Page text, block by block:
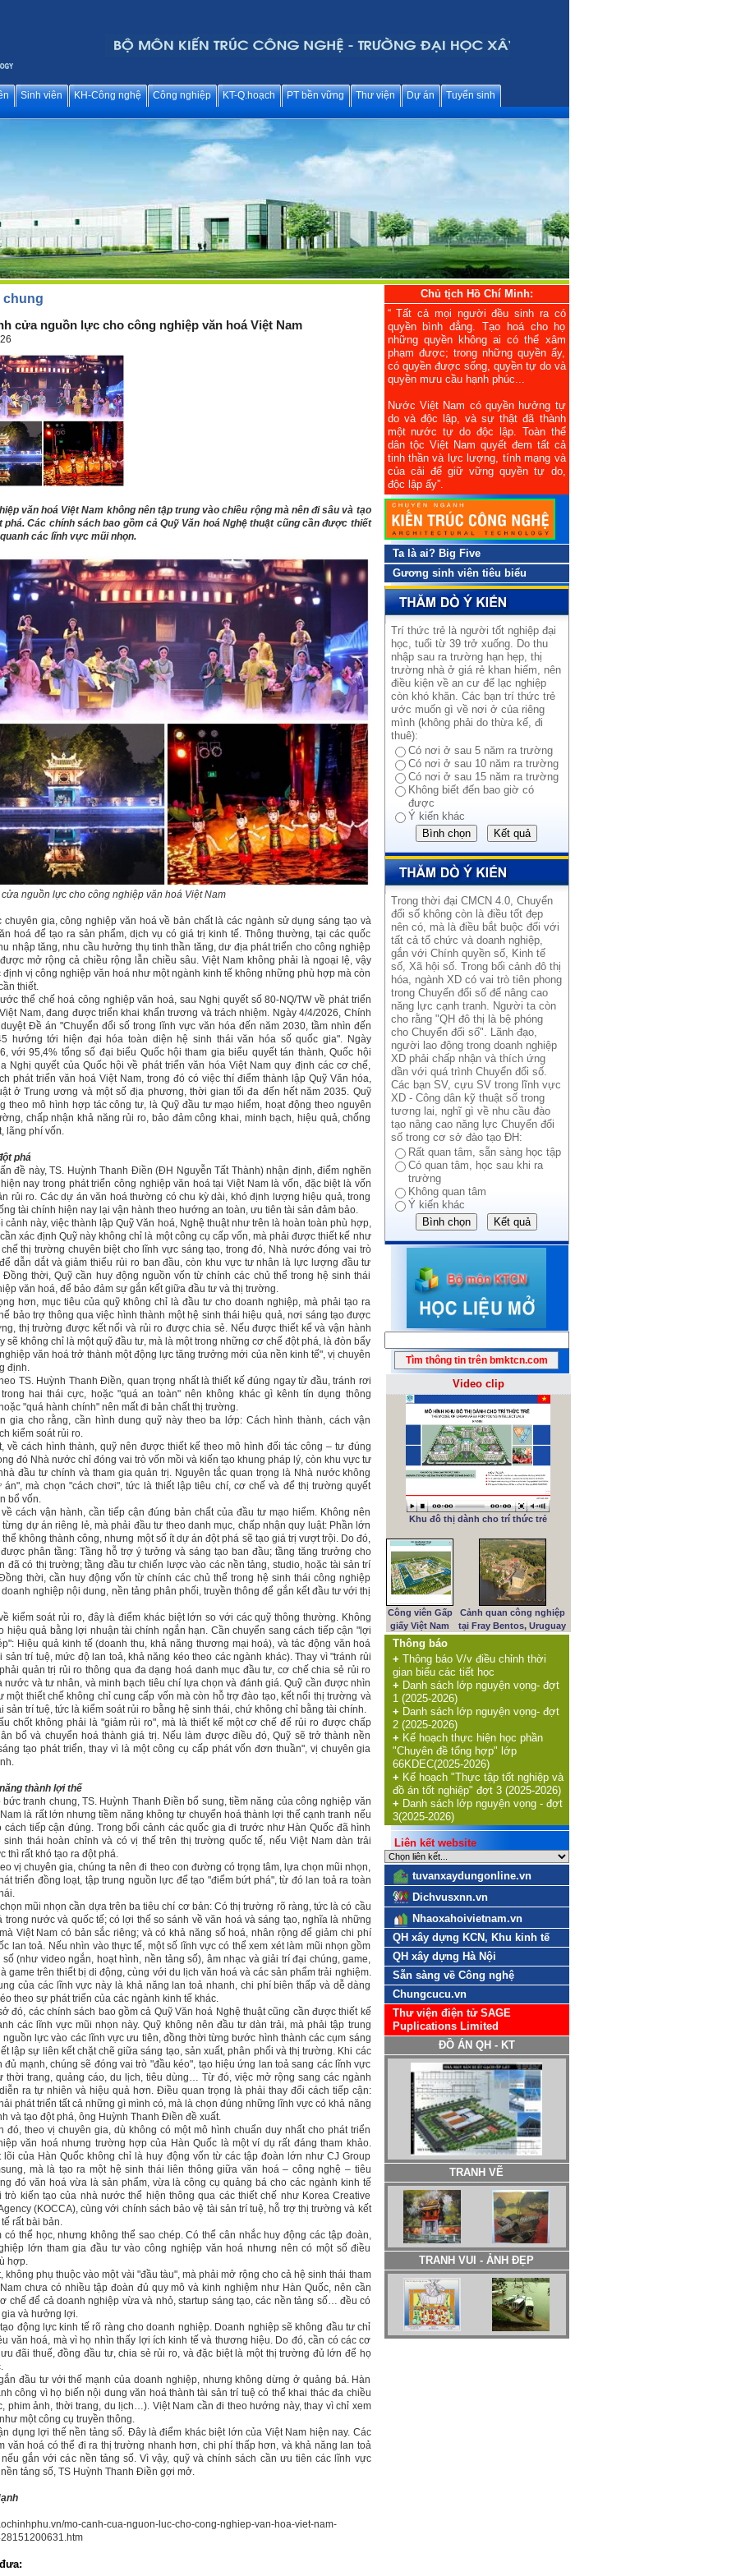
Sinh viên KH-Công nghệ Công nghiệp KT-Q.hoạch PT bền vững Thư viện Dự án Tuyển sinh
chung
cửa nguồn lực cho công nghiệp văn hoá Việt Nam
văn hoá ViệtNam không nên tập trung vào chiều rộng mà nên đi sâu và tạo
phá. Các chính sách bao gồm cả Quỹ Văn hoá Nghệ thuật cũng cần được thiết
các lĩnh vực mũi nhọn.
nguồn lực cho công nghiệp văn hoá Việt Nam
chuyên gia, công nghiệp văn hoá về bản chất là các ngành sử dụng sáng tạo và
hoá để tạo ra sản phẩm, dịch vụ có giá trị kinh tế. Thông thường, tại các quốc
nhập tăng, nhu cầu hưởng thụ tinh thần tăng, dư địa phát triển cho công nghiệp
mở rộng cả chiều rộng lẫn chiều sâu. Việt Namkhông phải là ngoại lệ, vậy
định vị công nghiệp văn hoá như một ngành kinh tế không những phù hợp mà còn
thiết.
thể chế hoá công nghiệp văn hoá, sau Nghị quyết số 80-NQ/TW về phát triển
Nam, đang được triển khai khẩn trương và trách nhiệm. Ngày 4/4/2026, Chính
Đề án "Chuyển đổi số trong lĩnh vực văn hóa đến năm 2030, tầm nhìn đến
hướng tới hiện đại hóa toàn diện hệ sinh thái văn hóa số quốc gia". Ngày
với 95,4% tổng số đại biểu Quốc hội tham gia biểu quyết tán thành, Quốc hội
Nghị quyết của Quốc hội về phát triển văn hóa Việt Nam quy định các cơ chế,
phát triển văn hoá Việt Nam, trong đó có việc thí điểm thành lập Quỹ Văn hóa,
ở Trung ương và một số địa phương, thời gian tối đa đến hết năm 2035. Quỹ
theo mô hình hợp tác công tư, là Quỹ đầu tư mạo hiểm, hoạt động theo nguyên
chấp nhận khả năng rủi ro, bảo đảm công khai, minh bạch, hiệu quả, chống
lãng phí vốn.
phá
đề này, TS. Huỳnh Thanh Điền (ĐH Nguyễn Tất Thành) nhận định, điểm nghẽn
nay trong phát triển công nghiệp văn hoá tại Việt Nam là vốn, đặc biệt là vốn
rủi ro. Các dự án văn hoá thường có chu kỳ dài, khó định lượng hiệu quả, trong
tài chính hiện nay lại vận hành theo hướng an toàn, ưu tiên tài sản đảm bảo.
cảnh này, việc thành lập Quỹ Văn hoá, Nghệ thuật như trên là hoàn toàn phù hợp,
xác định Quỹ này không chỉ là một công cụ cấp vốn, mà phải được thiết kế như
chế thị trường chuyên biệt cho lĩnh vực sáng tạo, trong đó, Nhà nước đóng vai trò
dẫn dắt và giảm thiểu rủi ro ban đầu, còn khu vực tư nhân là lực lượng đầu tư
Đồng thời, Quỹ cần huy động nguồn vốn từ chính các chủ thể trong hệ sinh thái
văn hoá, để bảo đảm sự gắn kết giữa đầu tư và thị trường.
hơn, mục tiêu của quỹ không chỉ là đầu tư cho doanh nghiệp, mà phải tạo ra
bảo trợ thông qua việc hình thành một hệ sinh thái hiệu quả, nơi sáng tạo được
thị trường được kết nối và rủi ro được chia sẻ. Nếu được thiết kế và vận hành
sẽ không chỉ là một quỹ đầu tư, mà là một trong những cơ chế đột phá, là đòn bẩy
văn hoá trở thành một động lực tăng trưởng mới của nền kinh tế", vị chuyên
định.
TS. Huỳnh Thanh Điền, quan trọng nhất là thiết kế đúng ngay từ đầu, tránh rơi
hai thái cực, hoặc "quá an toàn" nên không khác gì kênh tín dụng thông
"quá hành chính" nên mất đi bản chất thị trường.
gia cho rằng, cần hình dung quỹ này theo ba lớp: Cách hình thành, cách vận
kiểm soát rủi ro.
về cách hình thành, quỹ nên được thiết kế theo mô hình đối tác công – tư đúng
đó Nhà nước chỉ đóng vai trò vốn mồi và kiến tạo khung pháp lý, còn khu vực tư
đầu tư chính và tham gia quản trị. Nguyên tắc quan trọng là Nhà nước không
án", mà chọn "cách chơi", tức là thiết lập tiêu chí, cơ chế và để thị trường quyết
bổ vốn.
cách vận hành, cần tiếp cận đúng bản chất của đầu tư mạo hiểm. Không nên
từng dự án riêng lẻ, mà phải đầu tư theo danh mục, chấp nhận quy luật: Phần lớn
không thành công, nhưng một số ít dự án đột phá sẽ tạo giá trị vượt trội. Do đó,
phân tầng: Tầng hỗ trợ ý tưởng và sáng tạo ban đầu; tầng tăng trưởng cho
đã có thị trường; tầng đầu tư chiến lược vào các nền tảng, studio, hoặc tài sản trí
thời, cần huy động vốn từ chính các chủ thể trong hệ sinh thái công nghiệp
nghiệp nội dung, nền tảng phân phối, truyền thông để gắn kết đầu tư với thị
kiểm soát rủi ro, đây là điểm khác biệt lớn so với các quỹ thông thường. Không
hiệu quả bằng lợi nhuận tài chính ngắn hạn. Cần chuyển sang cách tiếp cận "lợi
Hiệu quả kinh tế (doanh thu, khả năng thương mại hoá), và tác động văn hoá
sản trí tuệ, mức độ lan toả, khả năng kéo theo các ngành khác). Thay vì "tránh rủi
quản trị rủi ro thông qua đa dạng hoá danh mục đầu tư, cơ chế chia sẻ rủi ro
nước và tư nhân, và minh bạch tiêu chí lựa chọn và đánh giá. Quỹ cần được nhìn
một thiết chế không chỉ cung cấp vốn mà còn hỗ trợ đào tạo, kết nối thị trường và
sản trí tuệ, tức là kiểm soát rủi ro bằng hệ sinh thái, chứ không chỉ bằng tài chính.
chốt không phải là "giảm rủi ro", mà là thiết kế một cơ chế để rủi ro được chấp
bổ và chuyển hoá thành giá trị. Nếu làm được điều đó, Quỹ sẽ trở thành nền
tạo phát triển, thay vì là một công cụ cấp phát vốn đơn thuần", vị chuyên gia
thành lợi thế
bức tranh chung, TS. Huỳnh Thanh Điền bổ sung, tiềm năng của công nghiệp văn
Nam là rất lớn nhưng tiềm năng không tự chuyển hoá thành lợi thế cạnh tranh nếu
cách tiếp cận đúng. Trong bối cảnh các quốc gia đi trước như Hàn Quốc đã hình
sinh thái hoàn chỉnh và có vị thế trên thị trường quốc tế, nếu Việt Namdàn trải
thì rất khó tạo ra đột phá.
vị chuyên gia, chúng ta nên đi theo con đường có trọng tâm, lựa chọn mũi nhọn,
triển đồng loạt, tập trung nguồn lực để tạo "điểm bứt phá", từ đó lan toả ra toàn
mũi nhọn cần dựa trên ba tiêu chí cơ bản: Có thị trường rõ ràng, tức là có cầu
trong nước và quốc tế; có lợi thế so sánh về văn hoá và sáng tạo, nghĩa là những
Việt Nam có bản sắc riêng; và có khả năng số hoá, nhân rộng để giảm chi phí
lan toả. Nếu nhìn vào thực tế, một số lĩnh vực có thể xem xét làm mũi nhọn gồm
số (như video ngắn, hoạt hình, nền tảng số), âm nhạc và giải trí đại chúng, game,
game trên thiết bị di động, cùng với du lịch văn hoá và các sản phẩm trải nghiệm.
của các lĩnh vực này là khả năng lan toả nhanh, chi phí biên thấp và dễ dàng
theo sự phát triển của các ngành kinh tế khác.
đó, các chính sách bao gồm cả Quỹ Văn hoá Nghệ thuật cũng cần được thiết kế
các lĩnh vực mũi nhọn này. Quỹ không nên đầu tư dàn trải, mà phải tập trung
nguồn lực vào các lĩnh vực ưu tiên, đồng thời từng bước hình thành các cụm sáng
lập sự liên kết chặt chẽ giữa sáng tạo, sản xuất, phân phối và thị trường. Khi các
đủ mạnh, chúng sẽ đóng vai trò "đầu kéo", tạo hiệu ứng lan toả sang các lĩnh vực
thời trang, quảng cáo, du lịch, tiêu dùng… Từ đó, việc mở rộng sang các ngành
ra tự nhiên và hiệu quả hơn. Điều quan trọng là phải thay đổi cách tiếp cận:
phát triển tất cả những gì mình có, mà là chọn đúng những lĩnh vực có khả năng
và tạo đột phá, ông Huỳnh Thanh Điền đề xuất.
đó, theo vị chuyên gia, dù không có một mô hình chuẩn duy nhất cho phát triển
văn hoá nhưng trường hợp của Hàn Quốc là một ví dụ rất đáng tham khảo.
lõi của Hàn Quốc không chỉ là huy động vốn từ các tập đoàn lớn như CJ Group
mà là tạo ra một hệ sinh thái liên thông giữa văn hoá – công nghệ – tiêu
đó văn hoá vừa là sản phẩm, vừa là công cụ quảng bá cho các ngành kinh tế
trò kiến tạo của nhà nước thể hiện thông qua các thiết chế như Korea Creative
(KOCCA), cùng với chính sách bảo vệ tài sản trí tuệ, hỗ trợ thị trường và kết
rất bài bản.
có thể học, nhưng không thể sao chép. Có thể cân nhắc huy động các tập đoàn,
lớn tham gia đầu tư vào công nghiệp văn hoá nhưng nên có một số điều
hợp.
không phụ thuộc vào một vài "đầu tàu", mà phải mở rộng cho cả hệ sinh thái tham
Nam chưa có nhiều tập đoàn đủ quy mô và kinh nghiệm như Hàn Quốc, nên cần
chế để cả doanh nghiệp vừa và nhỏ, startup sáng tạo, các nền tảng số… đều có
gia và hưởng lợi.
động lực kinh tế rõ ràng cho doanh nghiệp. Doanh nghiệp sẽ không đầu tư chỉ
văn hoá, mà vì họ nhìn thấy lợi ích kinh tế và thương hiệu. Do đó, cần có các cơ
đãi thuế, đồng đầu tư, chia sẻ rủi ro, và đặc biệt là một thị trường đủ lớn để họ
đầu tư với thế mạnh của doanh nghiệp, nhưng không dừng ở quảng bá. Hàn
công vì họ biến nội dung văn hoá thành tài sản trí tuệ có thể khai thác đa chiều
phim ảnh, thời trang, du lịch…). Việt Nam cần đi theo hướng này, thay vì chỉ xem
một công cụ truyền thông.
dụng lợi thế nền tảng số. Đây là điểm khác biệt lớn của Việt Nam hiện nay. Các
văn hoá có thể đi ra thị trường nhanh hơn, chi phí thấp hơn, và khả năng lan toả
gắn với các nền tảng số. Vì vậy, quỹ và chính sách cần ưu tiên các lĩnh vực
tảng số, TS Huỳnh Thanh Điền gợi mở.
mo-canh-cua-nguon-luc-cho-cong-nghiep-van-hoa-viet-nam-
Chủ tịch Hồ Chí Minh:
“ Tất cả mọi người đều sinh ra có
quyền bình đẳng. Tạo hoá cho họ
những quyền không ai có thể xâm
phạm được; trong những quyền ấy,
có quyền được sống, quyền tự do và
quyền mưu cầu hạnh phúc...
Nước Việt Nam có quyền hưởng tự
do và độc lập, và sự thật đã thành
một nước tự do độc lập. Toàn thể
dân tộc Việt Nam quyết đem tất cả
tinh thần và lực lượng, tính mạng và
của cải để giữ vững quyền tự do,
độc lập ấy”.
Ta là ai? Big Five
Gương sinh viên tiêu biểu
Trí thức trẻ là người tốt nghiệp đại
học, tuổi từ 39 trở xuống. Do thu
nhập sau ra trường hạn hẹp, thị
trường nhà ở giá rẻ khan hiếm, nên
điều kiện về an cư để lạc nghiệp
còn khó khăn. Các bạn trí thức trẻ
ước muốn gì về nơi ở của riêng
mình (không phải do thừa kế, đi
thuê):
Có nơi ở sau 5 năm ra trường
Có nơi ở sau 10 năm ra trường
Có nơi ở sau 15 năm ra trường
Không biết đến bao giờ có
được
Ý kiến khác
Trong thời đại CMCN 4.0, Chuyển
đổi số không còn là điều tốt đẹp
nên có, mà là điều bắt buộc đối với
tất cả tổ chức và doanh nghiệp,
gắn với Chính quyền số, Kinh tế
số, Xã hội số. Trong bối cảnh đô thị
hóa, ngành XD có vai trò tiên phong
trong Chuyển đổi số đế nâng cao
năng lực cạnh tranh. Người ta còn
cho rằng "QH đô thị là bệ phóng
cho Chuyển đổi số". Lãnh đạo,
người lao động trong doanh nghiệp
XD phải chấp nhận và thích ứng
dần với quá trình Chuyển đổi số.
Các bạn SV, cựu SV trong lĩnh vực
XD - Công dân kỹ thuật số trong
tương lai, nghĩ gì về nhu cầu đào
tạo nâng cao năng lực Chuyển đổi
số trong cơ sở đào tạo ĐH:
Rất quan tâm, sẵn sàng học tập
Có quan tâm, học sau khi ra
trường
Không quan tâm
Ý kiến khác
Video clip
Khu đô thị dành cho trí thức trẻ
Công viên Gấp
giấy Việt Nam
Cảnh quan công nghiệp
tại Fray Bentos, Uruguay
Thông báo
+ Thông báo V/v điều chỉnh thời
gian biểu các tiết học
+ Danh sách lớp nguyện vọng- đợt
1 (2025-2026)
+ Danh sách lớp nguyện vọng- đợt
2 (2025-2026)
+ Kế hoạch thực hiện học phần
"Chuyên đề tổng hợp" lớp
66KDEC(2025-2026)
+ Kế hoạch "Thực tập tốt nghiệp và
đồ án tốt nghiệp" đợt 3 (2025-2026)
+ Danh sách lớp nguyện vọng - đợt
3(2025-2026)
Liên kết website
tuvanxaydungonline.vn
Dichvusxnn.vn
Nhaoxahoivietnam.vn
QH xây dựng KCN, Khu kinh tế
QH xây dựng Hà Nội
Sẵn sàng về Công nghệ
Chungcucu.vn
Thư viện điện tử SAGE
Puplications Limited
ĐỒ ÁN QH - KT
TRANH VẼ
TRANH VUI - ẢNH ĐẸP